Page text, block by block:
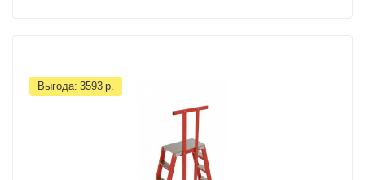
Выгода: 3593 р.